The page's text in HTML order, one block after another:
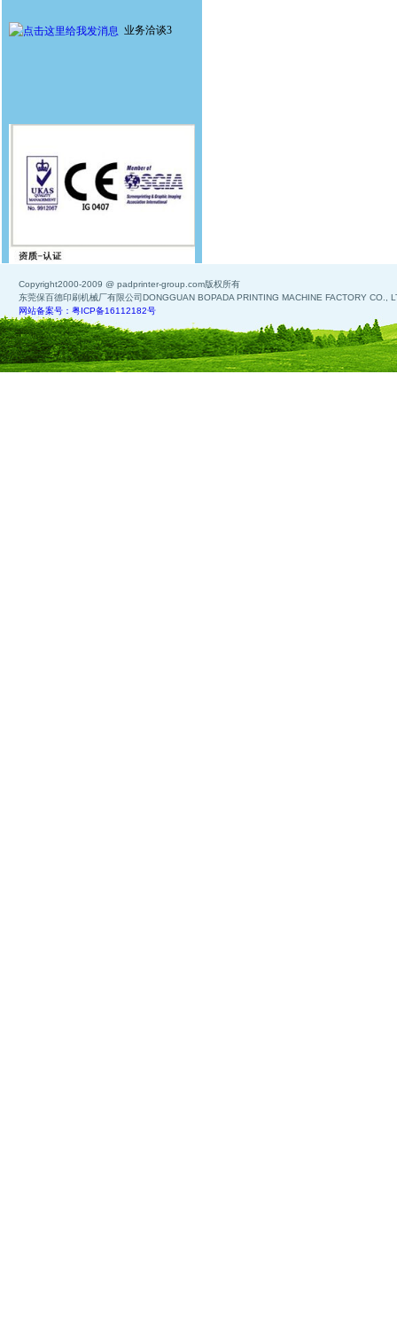
业务洽谈3
Copyright2000-2009 @ padprinter-group.com版权所有
东莞保百德印刷机械厂有限公司DONGGUAN BOPADA PRINTING MACHINE FACTORY CO.,
网站备案号：粤ICP备16112182号